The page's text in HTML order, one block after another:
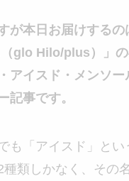
が本日お届けするの
（glo Hilo/plus）」
アイスド・メンソー
記事です。
も「アイスド」とい
種類しかなく、その